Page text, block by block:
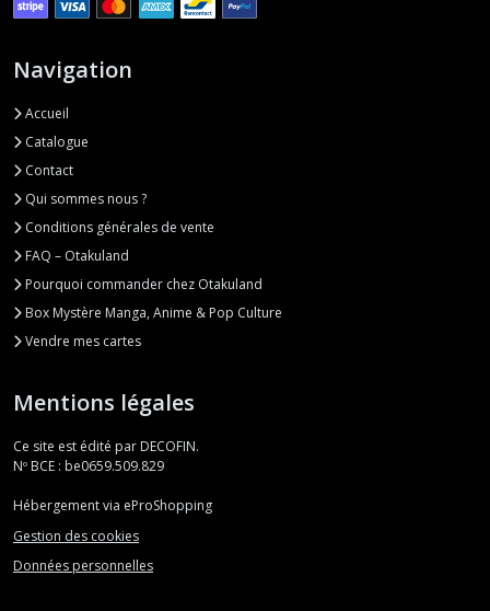
Navigation
Accueil
Catalogue
Contact
Qui sommes nous ?
Conditions générales de vente
FAQ – Otakuland
Pourquoi commander chez Otakuland
Box Mystère Manga, Anime & Pop Culture
Vendre mes cartes
Mentions légales
Ce site est édité par DECOFIN.
Nº BCE : be0659.509.829
Hébergement via eProShopping
Gestion des cookies
Données personnelles